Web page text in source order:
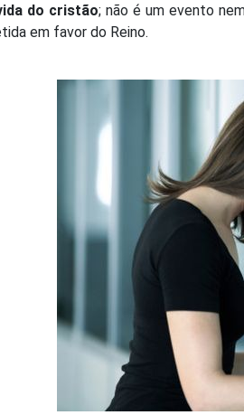
do cristão; não é um evento
em favor do Reino.